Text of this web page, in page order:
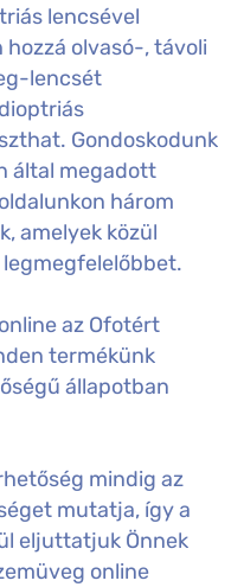
lencsével
olvasó-, távoli
lencsét
Gondoskodunk
által megadott
három
amelyek közül
az Ofotért
termékünk
állapotban
mindig az
mutatja, így a
eljuttatjuk Önnek
online